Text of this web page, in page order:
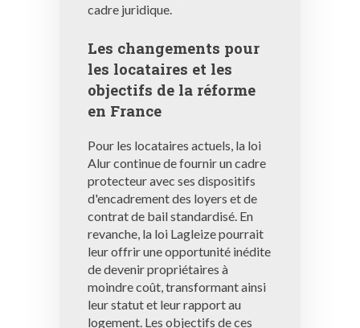
cadre juridique.
Les changements pour
les locataires et les
objectifs de la réforme
en France
Pour les locataires actuels, la loi
Alur continue de fournir un cadre
protecteur avec ses dispositifs
d'encadrement des loyers et de
contrat de bail standardisé. En
revanche, la loi Lagleize pourrait
leur offrir une opportunité inédite
de devenir propriétaires à
moindre coût, transformant ainsi
leur statut et leur rapport au
logement. Les objectifs de ces